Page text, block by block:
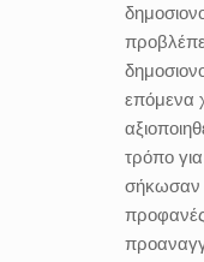
επόμενα
τρόπο
σήκωσαν